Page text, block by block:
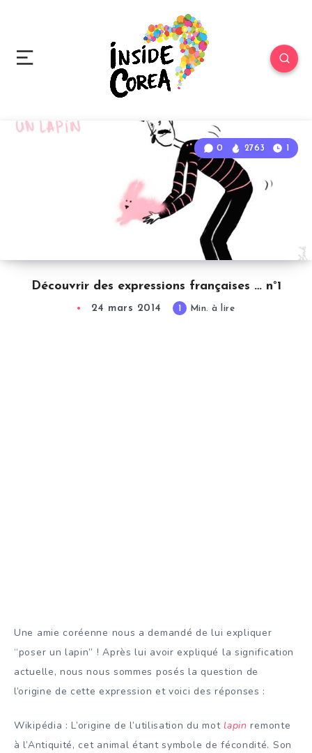
Découvrir des expressions françaises … n°1
0 2763 1
24 mars 2014 1 Min. à lire
Une amie coréenne nous a demandé de lui expliquer
“poser un lapin” ! Après lui avoir expliqué la signification
actuelle, nous nous sommes posés la question de
l’origine de cette expression et voici des réponses :
Wikipédia : L’origine de l’utilisation du mot lapin remonte
à l’Antiquité, cet animal étant symbole de fécondité. Son